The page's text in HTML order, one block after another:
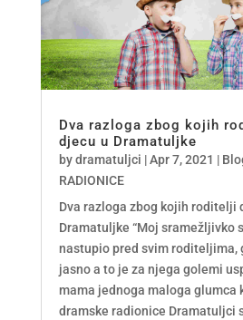
Dva razloga zbog kojih
djecu u Dramatuljke
bydramatuljci |Apr 7, 2021 |
RADIONICE
Dva razloga zbog kojih roditelji
Dramatuljke “Moj sramežljivko
nastupio pred svim roditeljima,
jasno a to je za njega golemi
mama jednoga maloga glumca
dramske radionice Dramatuljci